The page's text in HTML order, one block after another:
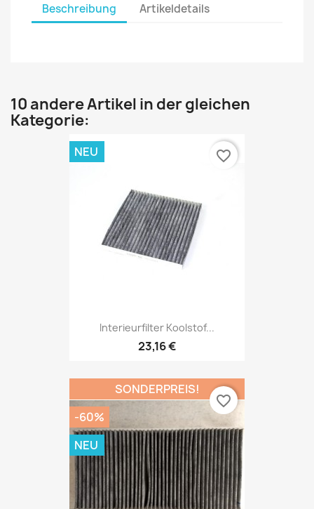
Beschreibung Artikeldetails
10 andere Artikel in der gleichen
Kategorie:
Interieurfilter Koolstof...
23,16 €
NEU favorite_border
SONDERPREIS!
-60%
NEU
favorite_border